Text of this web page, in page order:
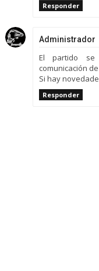
Responder
Administrador
El partido
comunicación
Si hay
Responder